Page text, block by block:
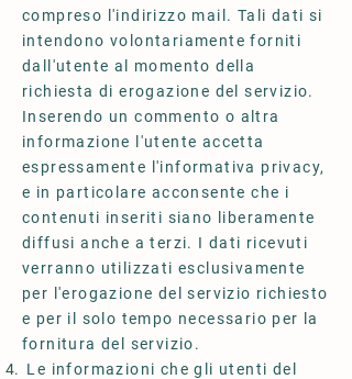
compreso l'indirizzo mail. Tali dati si
intendono volontariamente forniti
dall'utente al momento della
richiesta di erogazione del servizio.
Inserendo un commento o altra
informazione l'utente accetta
espressamente l'informativa privacy,
e in particolare acconsente che i
contenuti inseriti siano liberamente
diffusi anche a terzi. I dati ricevuti
verranno utilizzati esclusivamente
per l'erogazione del servizio richiesto
e per il solo tempo necessario per la
fornitura del servizio.
Le informazioni che gli utenti del